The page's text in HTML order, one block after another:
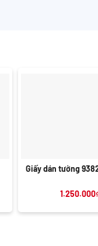
Giấy dán tường
1.250.000